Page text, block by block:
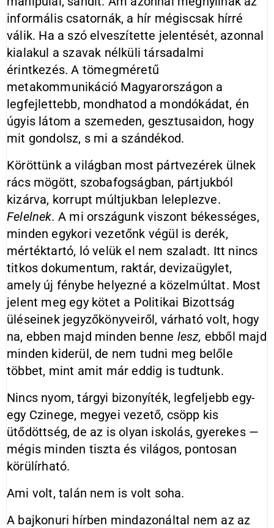
informális csatornák, a hír mégiscsak hírré
válik. Ha a szó elveszítette jelentését, azonnal
kialakul a szavak nélküli társadalmi
érintkezés. A tömegméretű
metakommunikáció Magyarországon a
legfejlettebb, mondhatod a mondókádat, én
úgyis látom a szemeden, gesztusaidon, hogy
mit gondolsz, s mi a szándékod.
Köröttünk a világban most pártvezérek ülnek
rács mögött, szobafogságban, pártjukból
kizárva, korrupt múltjukban leleplezve.
Felelnek. A mi országunk viszont békességes,
minden egykori vezetőnk végül is derék,
mértéktartó, ló velük el nem szaladt. Itt nincs
titkos dokumentum, raktár, devizaügylet,
amely új fénybe helyezné a közelmúltat. Most
jelent meg egy kötet a Politikai Bizottság
üléseinek jegyzőkönyveiről, várható volt, hogy
na, ebben majd minden benne lesz, ebből majd
minden kiderül, de nem tudni meg belőle
többet, mint amit már eddig is tudtunk.
Nincs nyom, tárgyi bizonyíték, legfeljebb egy-
egy Czinege, megyei vezető, csöpp kis
ütődöttség, de az is olyan iskolás, gyerekes —
mégis minden tiszta és világos, pontosan
körülírható.
Ami volt, talán nem is volt soha.
A bajkonuri hírben mindazonáltal nem az az